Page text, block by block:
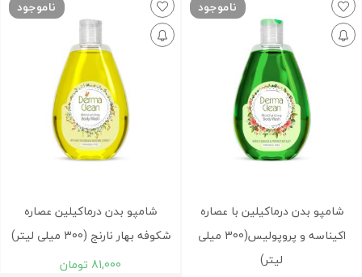
ناموجود
شامپو بدن درماکیلین با عصاره
اکیناسه و پروپولیس(300 میلی
لیتر)
ناموجود
شامپو بدن درماکیلین عصاره
شکوفه بهار نارنج (300 میلی لیتر)
81,000 تومان